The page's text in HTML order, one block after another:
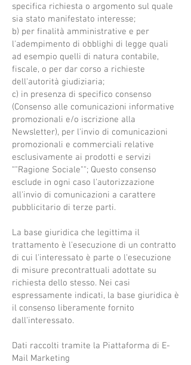
specifica richiesta o argomento sul quale
sia stato manifestato interesse;
b) per finalità amministrative e per
l'adempimento di obblighi di legge quali
ad esempio quelli di natura contabile,
fiscale, o per dar corso a richieste
dell'autorità giudiziaria;
c) in presenza di specifico consenso
(Consenso alle comunicazioni informative
promozionali e/o iscrizione alla
Newsletter), per l'invio di comunicazioni
promozionali e commerciali relative
esclusivamente ai prodotti e servizi
“"Ragione Sociale""; Questo consenso
esclude in ogni caso l'autorizzazione
all'invio di comunicazioni a carattere
pubblicitario di terze parti.
La base giuridica che legittima il
trattamento è l'esecuzione di un contratto
di cui l'interessato è parte o l'esecuzione
di misure precontrattuali adottate su
richiesta dello stesso. Nei casi
espressamente indicati, la base giuridica è
il consenso liberamente fornito
dall'interessato.
Dati raccolti tramite la Piattaforma di E-
Mail Marketing